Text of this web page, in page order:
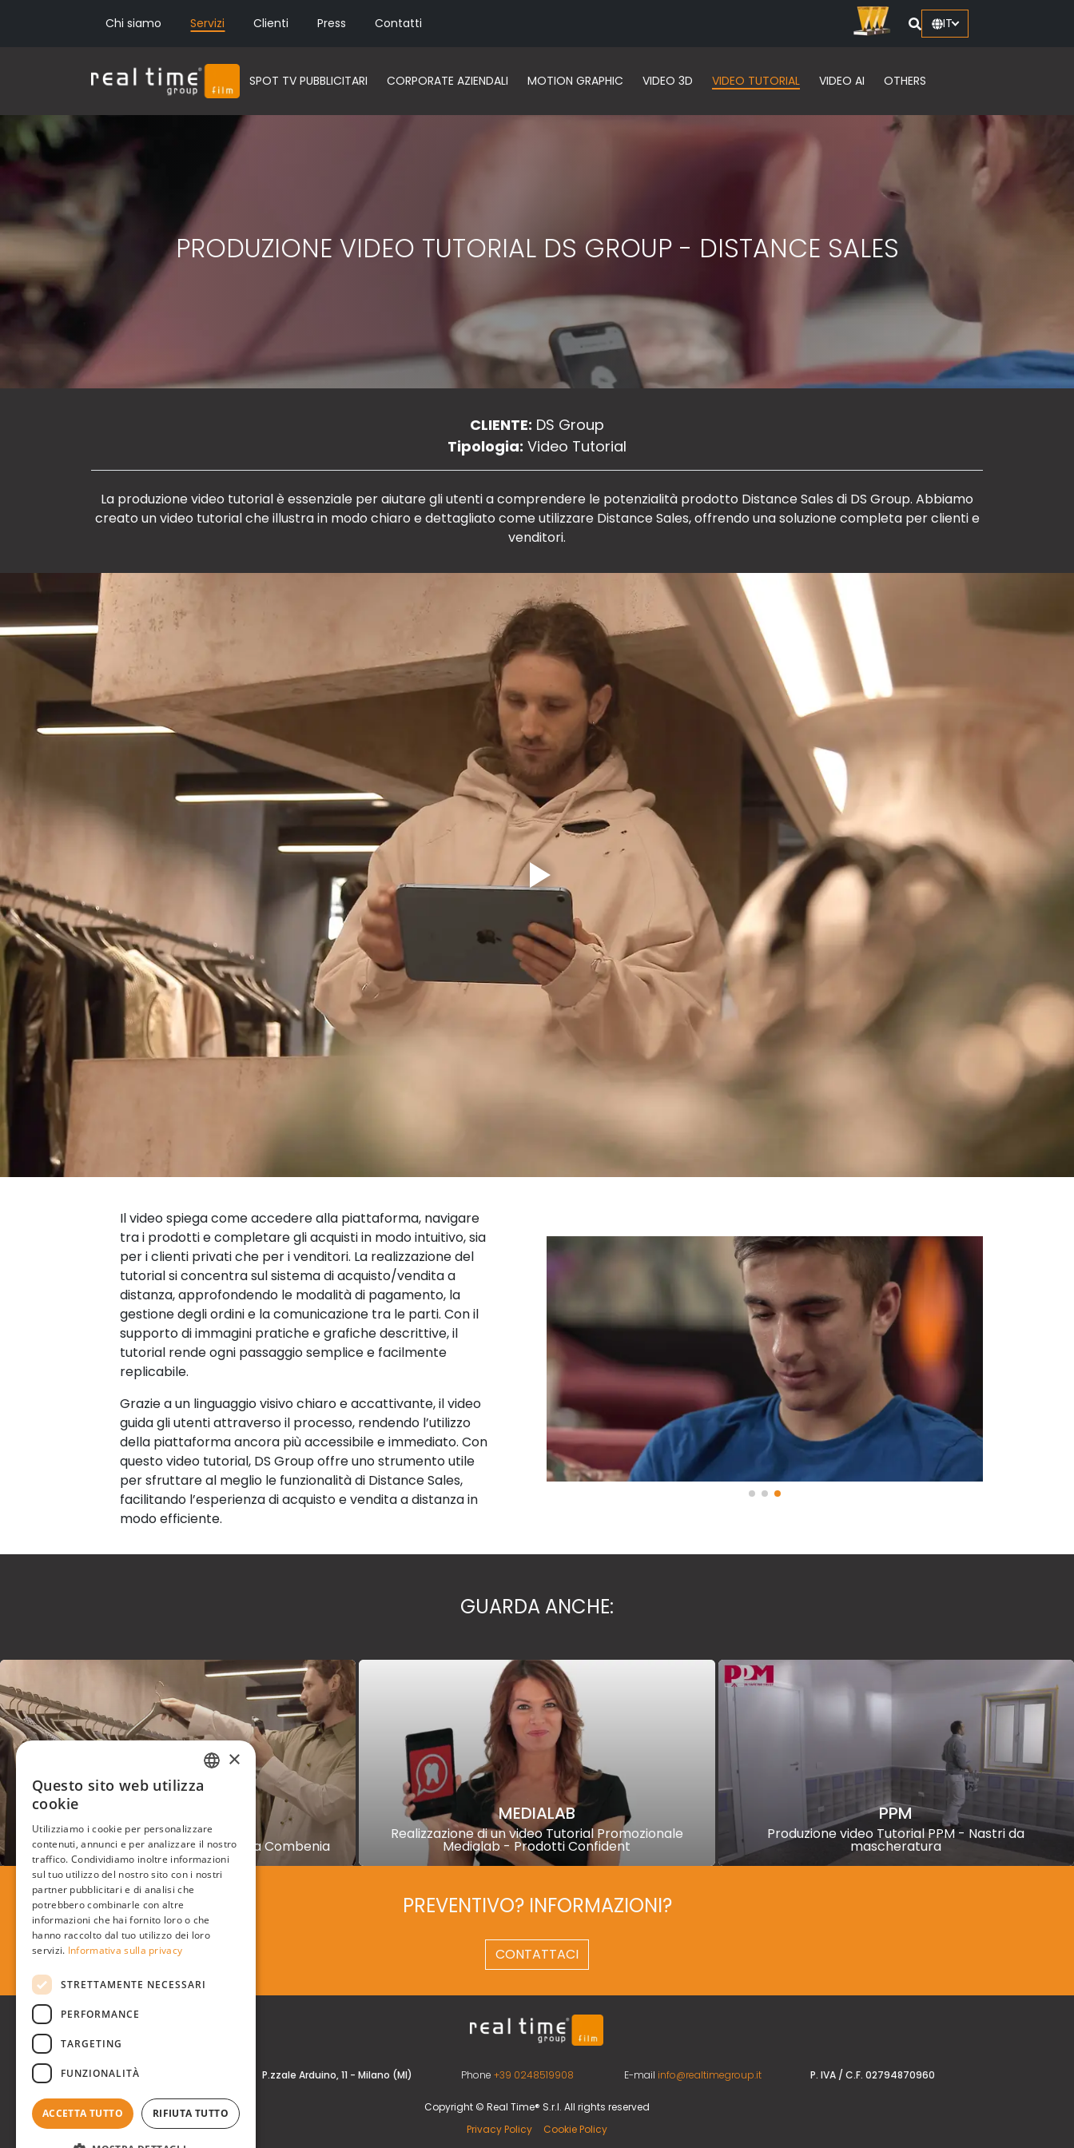
Chi siamo Servizi Clienti Press Contatti IT
SPOT TV PUBBLICITARI CORPORATE AZIENDALI MOTION GRAPHIC VIDEO 3D VIDEO TUTORIAL VIDEO AI OTHERS
PRODUZIONE VIDEO TUTORIAL DS GROUP - DISTANCE SALES
CLIENTE: DS Group
Tipologia: Video Tutorial
La produzione video tutorial è essenziale per aiutare gli utenti a comprendere le potenzialità prodotto Distance Sales di DS Group. Abbiamo
creato un video tutorial che illustra in modo chiaro e dettagliato come utilizzare Distance Sales, offrendo una soluzione completa per clienti e
venditori.
Il video spiega come accedere alla piattaforma, navigare
tra i prodotti e completare gli acquisti in modo intuitivo, sia
per i clienti privati che per i venditori. La realizzazione del
tutorial si concentra sul sistema di acquisto/vendita a
distanza, approfondendo le modalità di pagamento, la
gestione degli ordini e la comunicazione tra le parti. Con il
supporto di immagini pratiche e grafiche descrittive, il
tutorial rende ogni passaggio semplice e facilmente
replicabile.
Grazie a un linguaggio visivo chiaro e accattivante, il video
guida gli utenti attraverso il processo, rendendo l’utilizzo
della piattaforma ancora più accessibile e immediato. Con
questo video tutorial, DS Group offre uno strumento utile
per sfruttare al meglio le funzionalità di Distance Sales,
facilitando l’esperienza di acquisto e vendita a distanza in
modo efficiente.
GUARDA ANCHE:
COMBENIA
Produzione video tutorial Piattaforma Combenia
MEDIALAB
Realizzazione di un video Tutorial Promozionale
Medialab - Prodotti Confident
PPM
Produzione video Tutorial PPM - Nastri da
mascheratura
PREVENTIVO? INFORMAZIONI?
CONTATTACI
P.zzale Arduino, 11 - Milano (MI) Phone +39 0248519908 E-mail info@realtimegroup.it P. IVA / C.F. 02794870960
Copyright © Real Time® S.r.l. All rights reserved
Privacy Policy
Cookie Policy
×
Questo sito web utilizza
cookie
Utilizziamo i cookie per personalizzare
contenuti, annunci e per analizzare il nostro
traffico. Condividiamo inoltre informazioni
sul tuo utilizzo del nostro sito con i nostri
partner pubblicitari e di analisi che
potrebbero combinarle con altre
informazioni che hai fornito loro o che
hanno raccolto dal tuo utilizzo dei loro
servizi. Informativa sulla privacy
STRETTAMENTE NECESSARI
PERFORMANCE
TARGETING
FUNZIONALITÀ
ACCETTA TUTTO RIFIUTA TUTTO